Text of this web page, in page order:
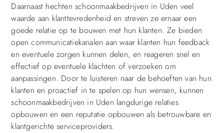
Daarnaast hechten schoonmaakbedrijven in Uden veel
waarde aan klanttevredenheid en streven ze ernaar een
goede relatie op te bouwen met hun klanten. Ze bieden
open communicatiekanalen aan waar klanten hun feedback
en eventuele zorgen kunnen delen, en reageren snel en
effectief op eventuele klachten of verzoeken om
aanpassingen. Door te luisteren naar de behoeften van hun
klanten en proactief in te spelen op hun wensen, kunnen
schoonmaakbedrijven in Uden langdurige relaties
opbouwen en een reputatie opbouwen als betrouwbare en
klantgerichte serviceproviders.